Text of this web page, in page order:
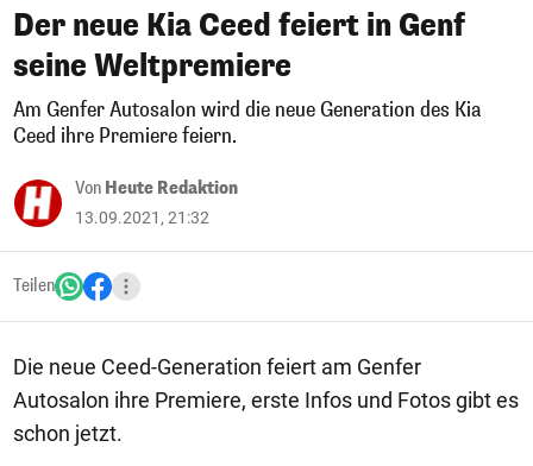
Der neue Kia Ceed feiert in Genf
seine Weltpremiere
Am Genfer Autosalon wird die neue Generation des Kia
Ceed ihre Premiere feiern.
Von Heute Redaktion
13.09.2021, 21:32
Teilen
Die neue Ceed-Generation feiert am Genfer
Autosalon ihre Premiere, erste Infos und Fotos gibt es
schon jetzt.